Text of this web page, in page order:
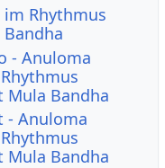
Rhythmus
- Anuloma
Mula Bandha
- Anuloma
Mula Bandha